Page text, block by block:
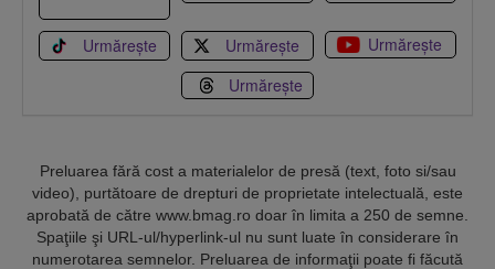
Urmărește Urmărește
Urmărește
Urmărește
Preluarea fără cost a materialelor de presă (text, foto si/sau
video), purtătoare de drepturi de proprietate intelectuală, este
aprobată de către www.bmag.ro doar în limita a 250 de semne.
Spaţiile şi URL-ul/hyperlink-ul nu sunt luate în considerare în
numerotarea semnelor. Preluarea de informaţii poate fi făcută